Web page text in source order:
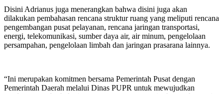
Disini Adrianus juga menerangkan bahwa disini juga akan
dilakukan pembahasan rencana struktur ruang yang meliputi rencana
pengembangan pusat pelayanan, rencana jaringan transportasi,
energi, telekomunikasi, sumber daya air, air minum, pengelolaan
persampahan, pengelolaan limbah dan jaringan prasarana lainnya.
“Ini merupakan komitmen bersama Pemerintah Pusat dengan
Pemerintah Daerah melalui Dinas PUPR untuk mewujudkan